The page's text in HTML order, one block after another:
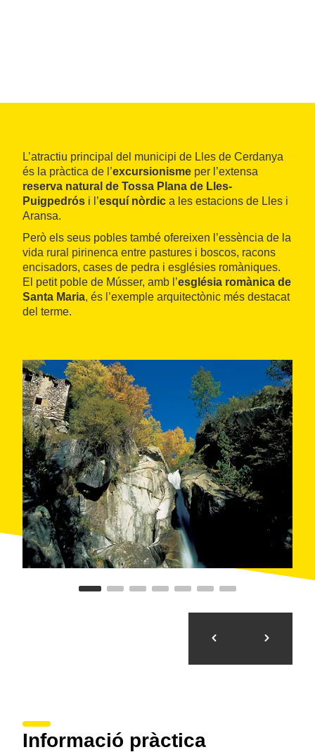
L’atractiu principal del municipi de Lles de Cerdanya
és la pràctica de l’excursionisme per l’extensa
reserva natural de Tossa Plana de Lles-
Puigpedrós i l’esquí nòrdic a les estacions de Lles i
Aransa.
Però els seus pobles també ofereixen l’essència de la
vida rural pirinenca entre pastures i boscos, racons
encisadors, cases de pedra i esglésies romàniques.
El petit poble de Músser, amb l’església romànica de
Santa Maria, és l’exemple arquitectònic més destacat
del terme.
Informació pràctica